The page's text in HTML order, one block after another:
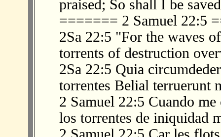
praised; So shall I be
======= 2 Samuel 22:5
2Sa 22:5 "For the waves
torrents of destruction
2Sa 22:5 Quia
torrentes Belial terruerunt
2 Samuel 22:5 Cuando
los torrentes de iniquidad